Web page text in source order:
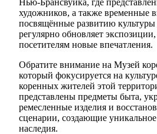
художников, а также временные
посвящённые развитию культуры
регулярно обновляет
посетителям новые впечатления.
Обратите внимание на Музей
который фокусируется на
коренных жителей этой
представлены предметы быта,
ремесленные изделия и
сценарии, создающие
наследия.